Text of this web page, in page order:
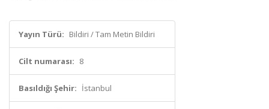
Yayın Türü: Bildiri / Tam Metin Bildiri
Cilt numarası: 8
Basıldığı Şehir: İstanbul